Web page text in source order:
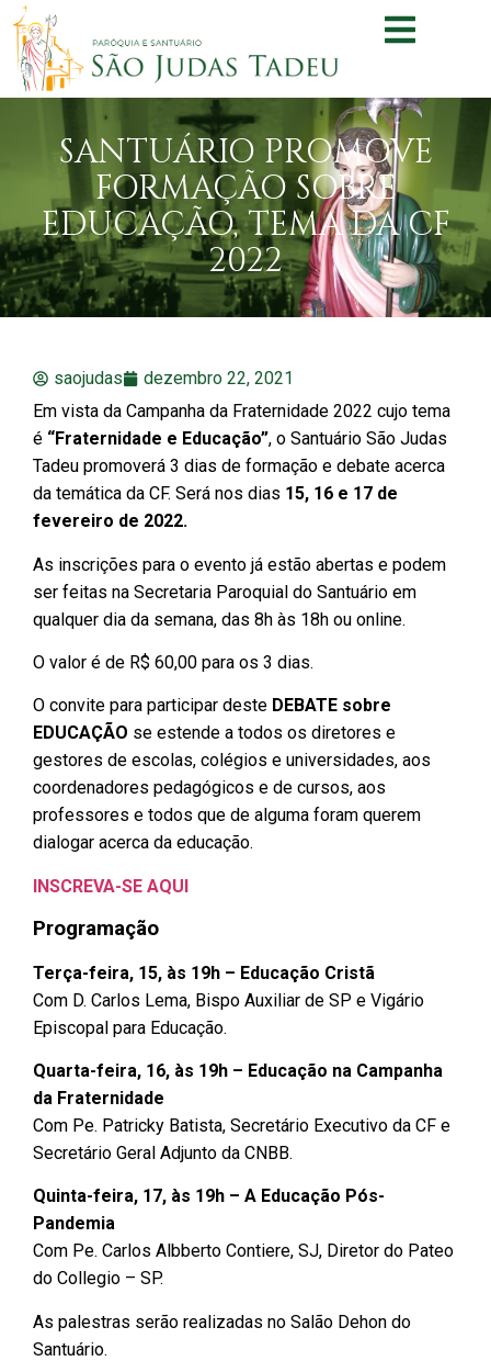
SANTUÁRIO PROMOVE
FORMAÇÃO SOBRE
EDUCAÇÃO, TEMA DA CF
2022
saojudas
dezembro 22, 2021
Em vista da Campanha da Fraternidade 2022 cujo tema
é “Fraternidade e Educação”, o Santuário São Judas
Tadeu promoverá 3 dias de formação e debate acerca
da temática da CF. Será nos dias 15, 16 e 17 de
fevereiro de 2022.
As inscrições para o evento já estão abertas e podem
ser feitas na Secretaria Paroquial do Santuário em
qualquer dia da semana, das 8h às 18h ou online.
O valor é de R$ 60,00 para os 3 dias.
O convite para participar deste DEBATE sobre
EDUCAÇÃO se estende a todos os diretores e
gestores de escolas, colégios e universidades, aos
coordenadores pedagógicos e de cursos, aos
professores e todos que de alguma foram querem
dialogar acerca da educação.
INSCREVA-SE AQUI
Programação
Terça-feira, 15, às 19h – Educação Cristã
Com D. Carlos Lema, Bispo Auxiliar de SP e Vigário
Episcopal para Educação.
Quarta-feira, 16, às 19h – Educação na Campanha
da Fraternidade
Com Pe. Patricky Batista, Secretário Executivo da CF e
Secretário Geral Adjunto da CNBB.
Quinta-feira, 17, às 19h – A Educação Pós-
Pandemia
Com Pe. Carlos Albberto Contiere, SJ, Diretor do Pateo
do Collegio – SP.
As palestras serão realizadas no Salão Dehon do
Santuário.